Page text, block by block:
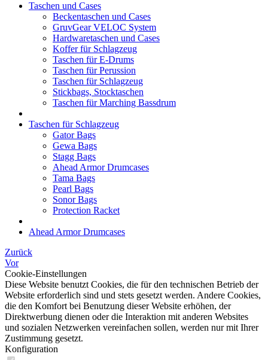
Taschen und Cases
Beckentaschen und Cases
GruvGear VELOC System
Hardwaretaschen und Cases
Koffer für Schlagzeug
Taschen für E-Drums
Taschen für Perussion
Taschen für Schlagzeug
Stickbags, Stocktaschen
Taschen für Marching Bassdrum
Taschen für Schlagzeug
Gator Bags
Gewa Bags
Stagg Bags
Ahead Armor Drumcases
Tama Bags
Pearl Bags
Sonor Bags
Protection Racket
Ahead Armor Drumcases
Zurück
Vor
Cookie-Einstellungen
Diese Website benutzt Cookies, die für den technischen Betrieb der
Website erforderlich sind und stets gesetzt werden. Andere Cookies,
die den Komfort bei Benutzung dieser Website erhöhen, der
Direktwerbung dienen oder die Interaktion mit anderen Websites
und sozialen Netzwerken vereinfachen sollen, werden nur mit Ihrer
Zustimmung gesetzt.
Konfiguration